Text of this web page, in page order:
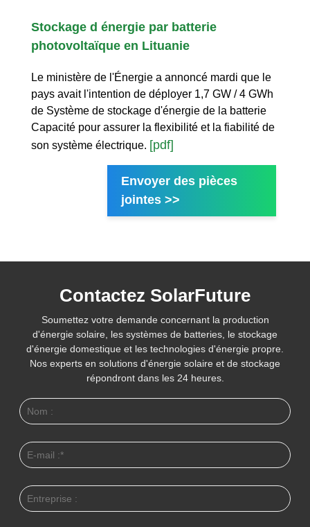
Stockage d énergie par batterie
photovoltaïque en Lituanie
Le ministère de l'Énergie a annoncé mardi que le
pays avait l'intention de déployer 1,7 GW / 4 GWh
de Système de stockage d'énergie de la batterie
Capacité pour assurer la flexibilité et la fiabilité de
son système électrique. [pdf]
Envoyer des pièces
jointes >>
Contactez SolarFuture
Soumettez votre demande concernant la production
d'énergie solaire, les systèmes de batteries, le stockage
d'énergie domestique et les technologies d'énergie propre.
Nos experts en solutions d'énergie solaire et de stockage
répondront dans les 24 heures.